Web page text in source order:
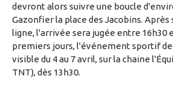
devront alors suivre une boucle
Gazonfier la place des Jacobins. Après
ligne, l'arrivée sera jugée entre 16h30
premiers jours, l'événement sportif
visible du 4 au 7 avril, sur la chaine
TNT), dès 13h30.